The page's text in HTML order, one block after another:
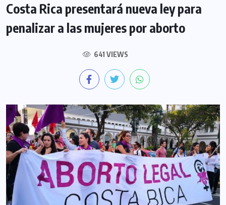
Costa Rica presentará nueva ley para
penalizar a las mujeres por aborto
641 VIEWS